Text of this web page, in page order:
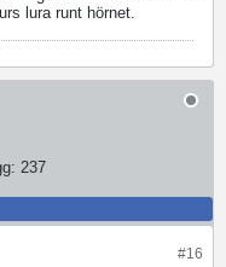
lura runt hörnet.
237
#16